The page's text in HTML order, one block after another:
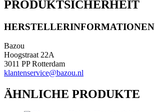
PRODUKTSICHERHEIT
HERSTELLERINFORMATIONEN
Bazou
Hoogstraat 22A
3011 PP Rotterdam
klantenservice@bazou.nl
ÄHNLICHE PRODUKTE